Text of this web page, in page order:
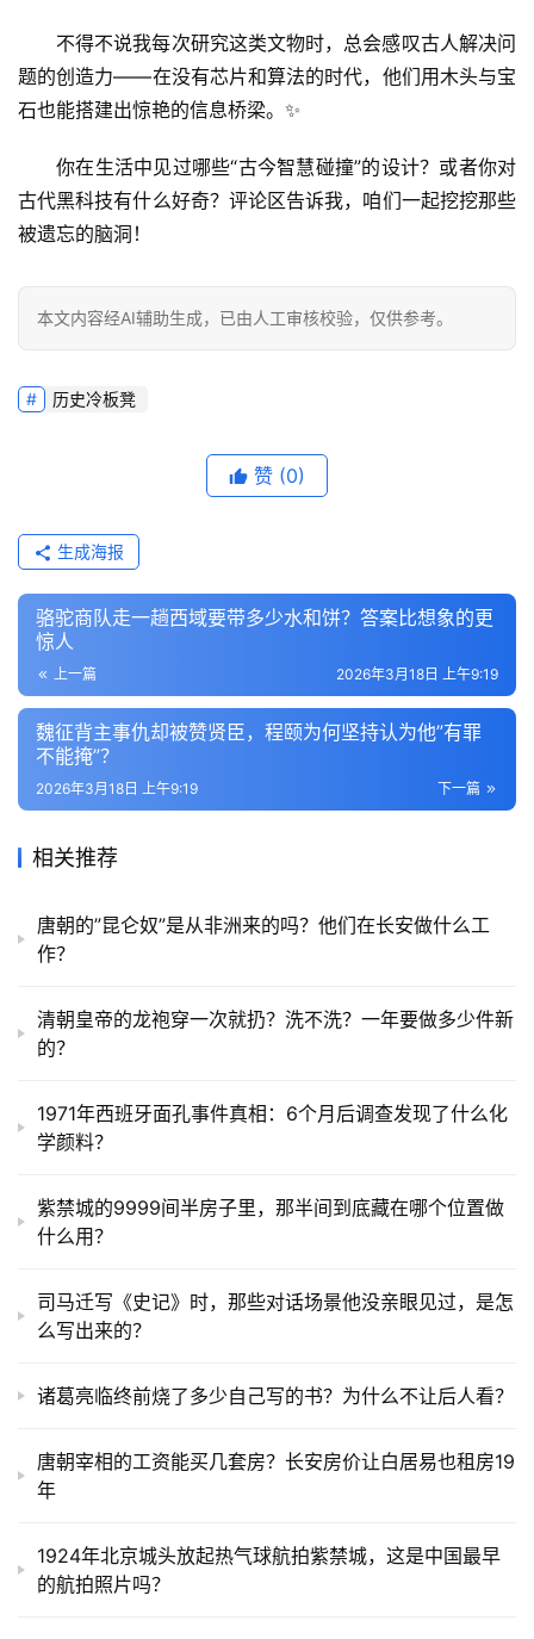
不得不说我每次研究这类文物时，总会感叹古人解决问
题的创造力——在没有芯片和算法的时代，他们用木头与宝
石也能搭建出惊艳的信息桥梁。✨
你在生活中见过哪些“古今智慧碰撞”的设计？或者你对
古代黑科技有什么好奇？评论区告诉我，咱们一起挖挖那些
被遗忘的脑洞！
本文内容经AI辅助生成，已由人工审核校验，仅供参考。
历史冷板凳
赞 (0)
生成海报
骆驼商队走一趟西域要带多少水和饼？答案比想象的更
惊人
上一篇 2026年3月18日 上午9:19
魏征背主事仇却被赞贤臣，程颐为何坚持认为他”有罪
不能掩”？
下一篇
2026年3月18日 上午9:19
相关推荐
唐朝的”昆仑奴”是从非洲来的吗？他们在长安做什么工
作？
清朝皇帝的龙袍穿一次就扔？洗不洗？一年要做多少件新
的？
1971年西班牙面孔事件真相：6个月后调查发现了什么化
学颜料？
紫禁城的9999间半房子里，那半间到底藏在哪个位置做
什么用？
司马迁写《史记》时，那些对话场景他没亲眼见过，是怎
么写出来的？
诸葛亮临终前烧了多少自己写的书？为什么不让后人看？
唐朝宰相的工资能买几套房？长安房价让白居易也租房19
年
1924年北京城头放起热气球航拍紫禁城，这是中国最早
的航拍照片吗？